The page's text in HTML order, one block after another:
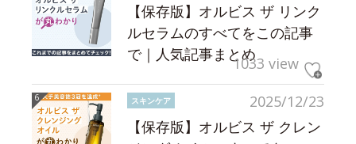
【保存版】オルビス ザ リンク
ルセラムのすべてをこの記事
で｜人気記事まとめ1033 view
2025/12/23
スキンケア
【保存版】オルビス ザ クレン